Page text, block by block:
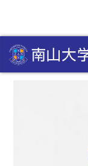
HOME 返礼品付き